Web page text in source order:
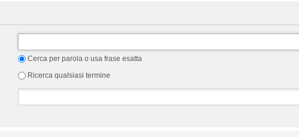
Cerca per parola o usa frase esatta
Ricerca qualsiasi termine